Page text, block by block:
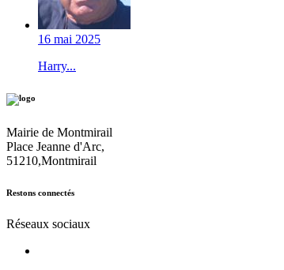
16 mai 2025
Harry...
Mairie de Montmirail
Place Jeanne d'Arc,
51210,Montmirail
Restons connectés
Réseaux sociaux